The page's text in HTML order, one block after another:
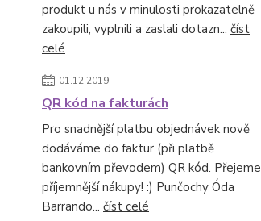
produkt u nás v minulosti prokazatelně
zakoupili, vyplnili a zaslali dotazn... číst
celé
01.12.2019
QR kód na fakturách
Pro snadnější platbu objednávek nově
dodáváme do faktur (při platbě
bankovním převodem) QR kód. Přejeme
příjemnější nákupy! :) Punčochy Óda
Barrando... číst celé